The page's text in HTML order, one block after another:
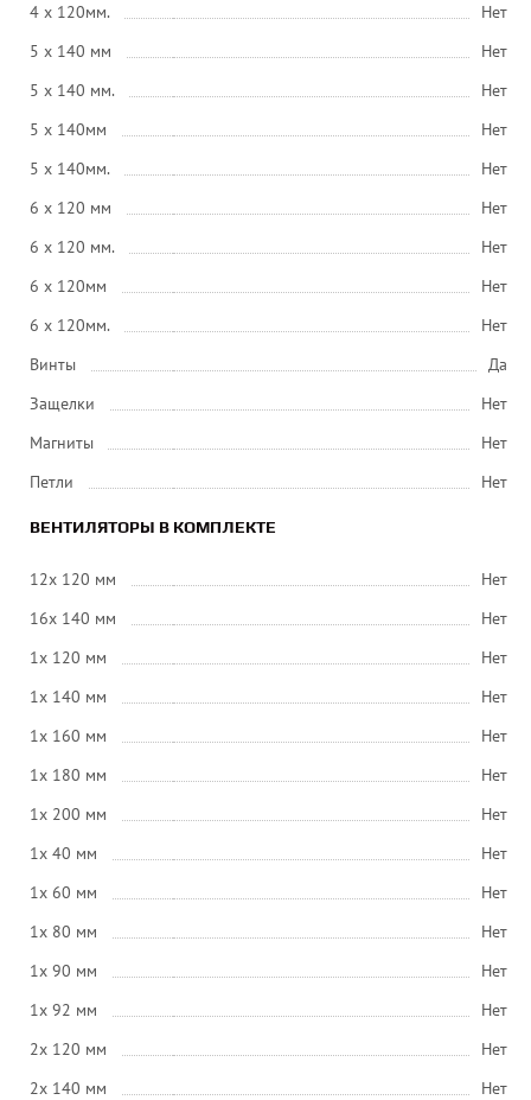
4 x 120мм.
Нет
5 x 140 мм
Нет
5 x 140 мм.
Нет
5 x 140мм
Нет
5 x 140мм.
Нет
6 x 120 мм
Нет
6 x 120 мм.
Нет
6 x 120мм
Нет
6 x 120мм.
Нет
Винты
Да
Защелки
Нет
Магниты
Нет
Петли
Нет
ВЕНТИЛЯТОРЫ В КОМПЛЕКТЕ
12x 120 мм
Нет
16x 140 мм
Нет
1x 120 мм
Нет
1x 140 мм
Нет
1x 160 мм
Нет
1x 180 мм
Нет
1x 200 мм
Нет
1x 40 мм
Нет
1x 60 мм
Нет
1x 80 мм
Нет
1x 90 мм
Нет
1x 92 мм
Нет
2x 120 мм
Нет
2x 140 мм
Нет